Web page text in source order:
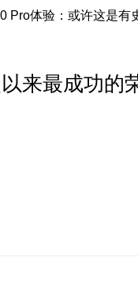
Pro体验：或许这是有
来最成功的